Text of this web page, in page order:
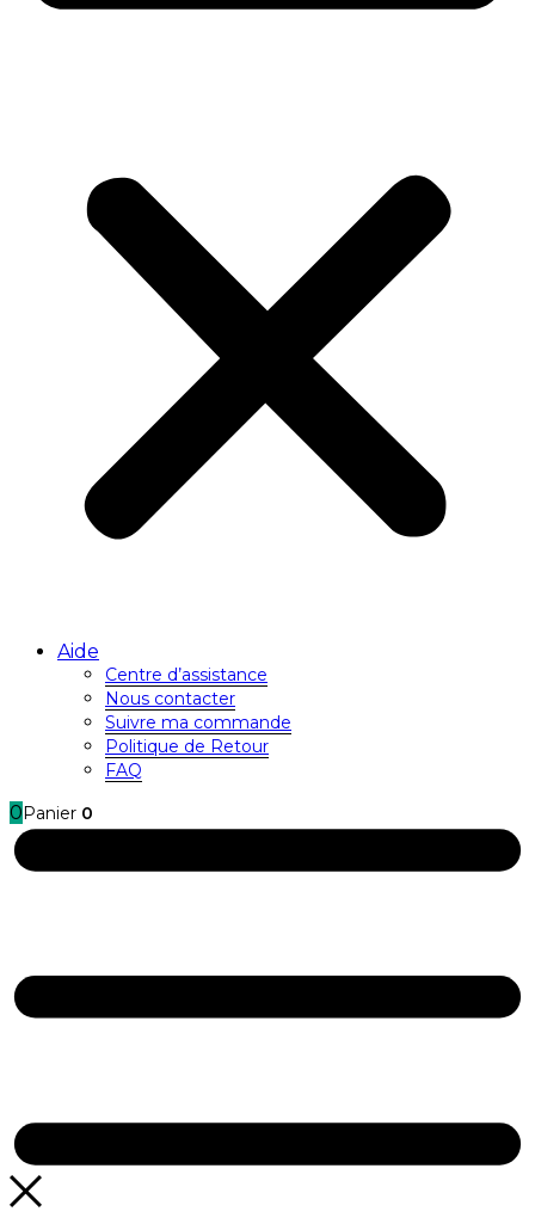
Aide
Centre d’assistance
Nous contacter
Suivre ma commande
Politique de Retour
FAQ
0 Panier 0